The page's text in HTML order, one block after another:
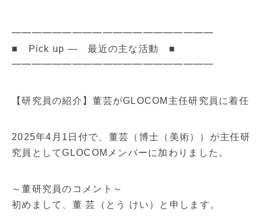
━━━━━━━━━━━━━━━━━━━━
■ Pick up ― 最近の主な活動 ■
━━━━━━━━━━━━━━━━━━━━
【研究員の紹介】董芸がGLOCOM主任研究員に着任
2025年4月1日付で、董芸（博士（美術））が主任研
究員としてGLOCOMメンバーに加わりました。
～董研究員のコメント～
初めまして、董 芸（とう けい）と申します。